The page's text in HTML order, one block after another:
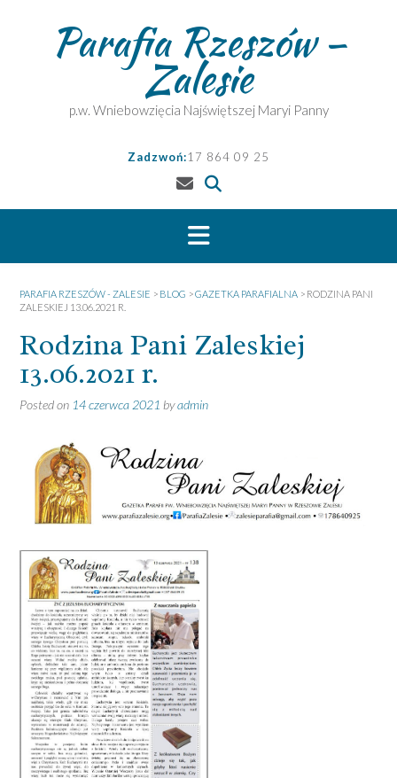
Parafia Rzeszów –
Zalesie
p.w. Wniebowzięcia Najświętszej Maryi Panny
Zadzwoń:17 864 09 25
PARAFIA RZESZÓW - ZALESIE > BLOG >GAZETKA PARAFIALNA > RODZINA PANI
ZALESKIEJ 13.06.2021 R.
Rodzina Pani Zaleskiej
13.06.2021 r.
Posted on 14 czerwca 2021 byadmin